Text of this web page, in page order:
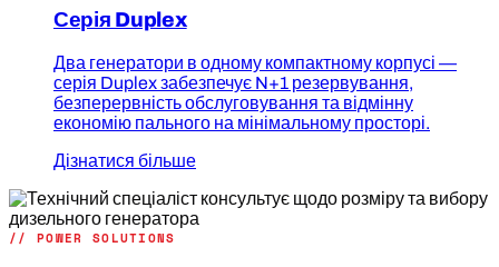
Серія Duplex
Два генератори в одному компактному корпусі —
серія Duplex забезпечує N+1 резервування,
безперервність обслуговування та відмінну
економію пального на мінімальному просторі.
Дізнатися більше
// POWER SOLUTIONS